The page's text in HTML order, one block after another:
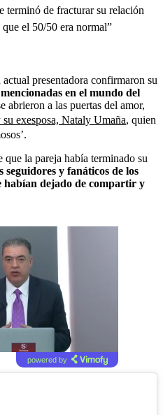
terminó de fracturar su relación
el 50/50 era normal”
presentadora confirmaron su
en el mundo del
abrieron a las puertas del amor,
su exesposa, Nataly Umaña, quien
que la pareja había terminado su
seguidores y fanáticos de los
habían dejado de compartir y
powered by